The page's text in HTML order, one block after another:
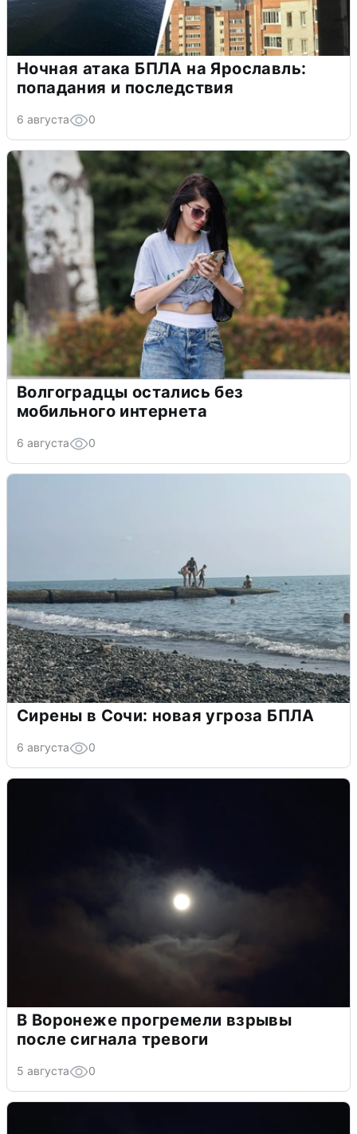
Ночная атака БПЛА на Ярославль:
попадания и последствия
6 августа 0
Волгоградцы остались без
мобильного интернета
6 августа 0
Сирены в Сочи: новая угроза БПЛА
6 августа 0
В Воронеже прогремели взрывы
после сигнала тревоги
5 августа 0